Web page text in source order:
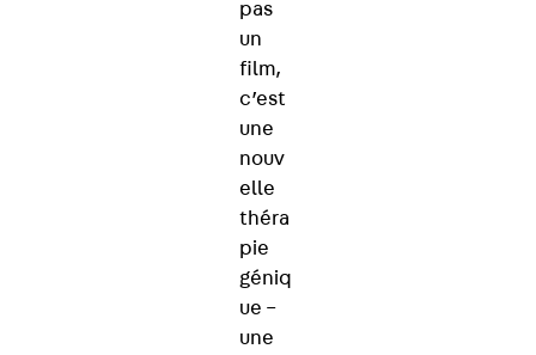
pas
un
film,
c’est
une
nouv
elle
théra
pie
géniq
ue –
une